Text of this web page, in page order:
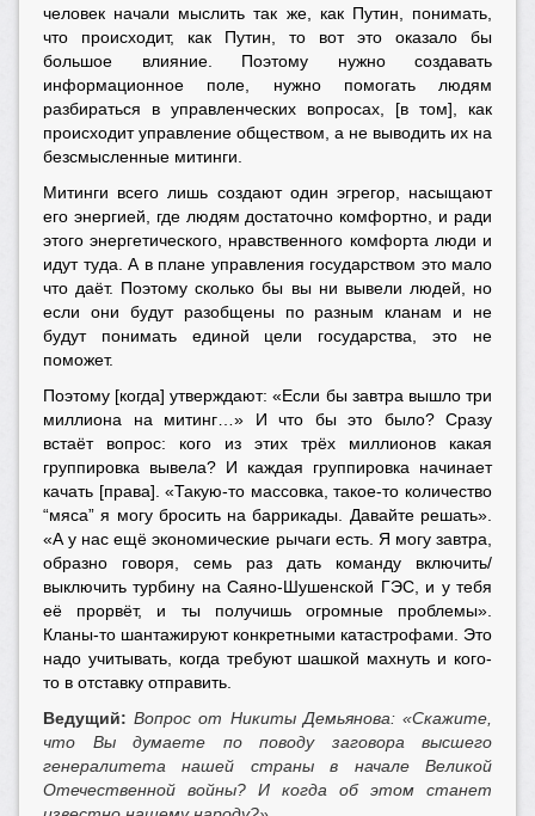
человек начали мыслить так же, как Путин, понимать,
что происходит, как Путин, то вот это оказало бы
большое влияние. Поэтому нужно создавать
информационное поле, нужно помогать людям
разбираться в управленческих вопросах, [в том], как
происходит управление обществом, а не выводить их на
безсмысленные митинги.
Митинги всего лишь создают один эгрегор, насыщают
его энергией, где людям достаточно комфортно, и ради
этого энергетического, нравственного комфорта люди и
идут туда. А в плане управления государством это мало
что даёт. Поэтому сколько бы вы ни вывели людей, но
если они будут разобщены по разным кланам и не
будут понимать единой цели государства, это не
поможет.
Поэтому [когда] утверждают: «Если бы завтра вышло три
миллиона на митинг…» И что бы это было? Сразу
встаёт вопрос: кого из этих трёх миллионов какая
группировка вывела? И каждая группировка начинает
качать [права]. «Такую-то массовка, такое-то количество
“мяса” я могу бросить на баррикады. Давайте решать».
«А у нас ещё экономические рычаги есть. Я могу завтра,
образно говоря, семь раз дать команду включить/
выключить турбину на Саяно-Шушенской ГЭС, и у тебя
её прорвёт, и ты получишь огромные проблемы».
Кланы-то шантажируют конкретными катастрофами. Это
надо учитывать, когда требуют шашкой махнуть и кого-
то в отставку отправить.
Ведущий: Вопрос от Никиты Демьянова: «Скажите,
что Вы думаете по поводу заговора высшего
генералитета нашей страны в начале Великой
Отечественной войны? И когда об этом станет